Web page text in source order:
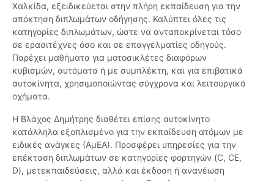
Χαλκίδα, εξειδικεύεται στην πλήρη εκπαίδευση για την
απόκτηση διπλωμάτων οδήγησης. Καλύπτει όλες τις
κατηγορίες διπλωμάτων, ώστε να ανταποκρίνεται τόσο
σε ερασιτέχνες όσο και σε επαγγελματίες οδηγούς.
Παρέχει μαθήματα για μοτοσικλέτες διαφόρων
κυβισμών, αυτόματα ή με συμπλέκτη, και για επιβατικά
αυτοκίνητα, χρησιμοποιώντας σύγχρονα και λειτουργικά
οχήματα.
Η Βλάχος Δημήτρης διαθέτει επίσης αυτοκίνητο
κατάλληλα εξοπλισμένο για την εκπαίδευση ατόμων με
ειδικές ανάγκες (ΑμΕΑ). Προσφέρει υπηρεσίες για την
επέκταση διπλωμάτων σε κατηγορίες φορτηγών (C, CE,
D), μετεκπαιδεύσεις, αλλά και έκδοση ή ανανέωση